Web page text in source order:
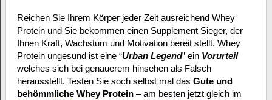
Reichen Sie Ihrem Körper jeder Zeit ausreichend Whey
Protein und Sie bekommen einen Supplement Sieger, der
Ihnen Kraft, Wachstum und Motivation bereit stellt. Whey
Protein ungesund ist eine “Urban Legend” ein Vorurteil
welches sich bei genauerem hinsehen als Falsch
herausstellt. Testen Sie soch selbst mal das Gute und
behömmliche Whey Protein– am besten jetzt gleich im